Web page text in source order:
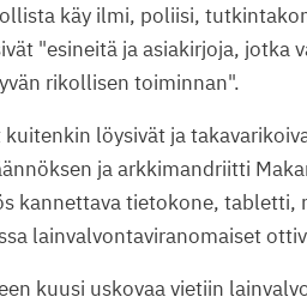
käy ilmi, poliisi,
"esineitä ja asiakirjoja, jotka
rikollisen toiminnan".
löysivät ja
ja arkkimandriitti
kannettava tietokone,
lainvalvontaviranomaiset
kuusi uskovaa vietiin